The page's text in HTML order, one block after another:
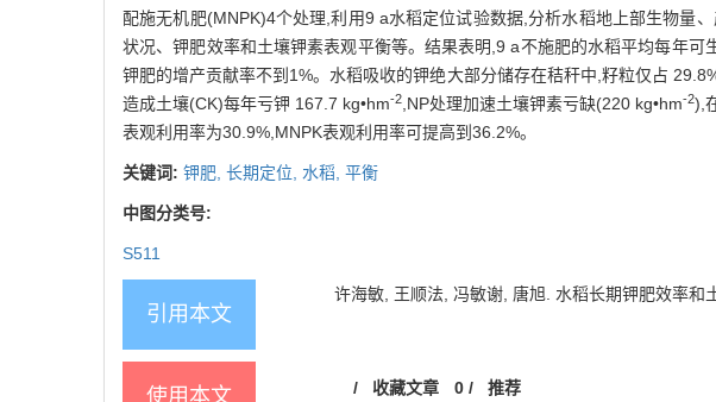
配施无机肥(MNPK)4个处理,利用9 a水稻定位试验数据,分析水稻地上部生物量
状况、钾肥效率和土壤钾素表观平衡等。结果表明,9 a不施肥的水稻平均每年可
钾肥的增产贡献率不到1%。水稻吸收的钾绝大部分储存在秸秆中,籽粒仅占
造成土壤(CK)每年亏钾 167.7 kg•hm-2 ,NP处理加速土壤钾素亏缺(220 kg•hm-2),
表观利用率为30.9%,MNPK表观利用率可提高到36.2%。
关键词: 钾肥, 长期定位, 水稻, 平衡
中图分类号:
S511
引用本文
许海敏, 王顺法, 冯敏谢, 唐旭. 水稻长期钾肥效率
使用本文 / 收藏文章 0/ 推荐